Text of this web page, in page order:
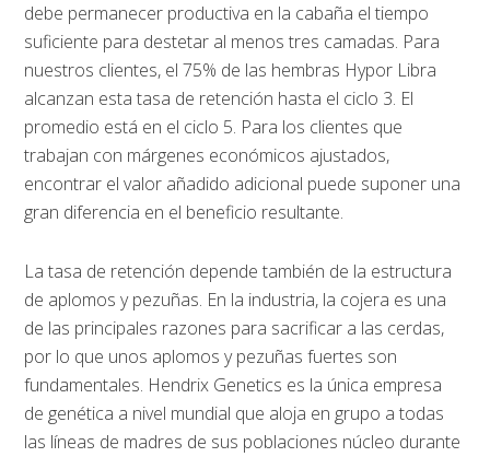
debe permanecer productiva en la cabaña el tiempo
suficiente para destetar al menos tres camadas. Para
nuestros clientes, el 75% de las hembras Hypor Libra
alcanzan esta tasa de retención hasta el ciclo 3. El
promedio está en el ciclo 5. Para los clientes que
trabajan con márgenes económicos ajustados,
encontrar el valor añadido adicional puede suponer una
gran diferencia en el beneficio resultante.
La tasa de retención depende también de la estructura
de aplomos y pezuñas. En la industria, la cojera es una
de las principales razones para sacrificar a las cerdas,
por lo que unos aplomos y pezuñas fuertes son
fundamentales. Hendrix Genetics es la única empresa
de genética a nivel mundial que aloja en grupo a todas
las líneas de madres de sus poblaciones núcleo durante